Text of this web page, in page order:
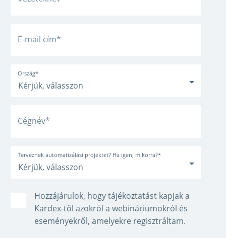
E-mail cím*
Ország*
Cégnév*
Terveznek automatizálási projektet? Ha igen, mikorra?*
Hozzájárulok, hogy tájékoztatást kapjak a
Kardex-től azokról a webináriumokról és
eseményekről, amelyekre regisztráltam.